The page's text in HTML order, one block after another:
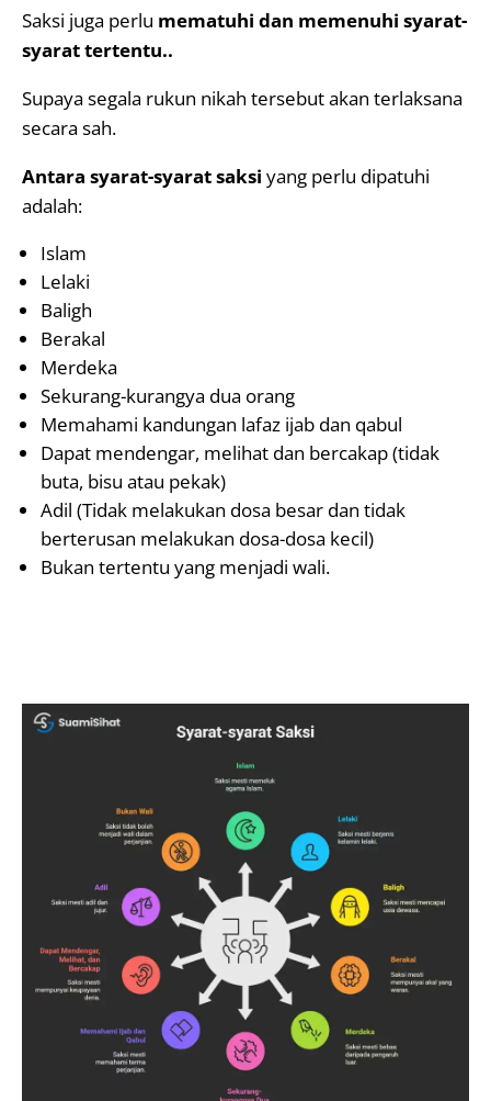
Saksi juga perlu mematuhi dan memenuhi syarat-
syarat tertentu..
Supaya segala rukun nikah tersebut akan terlaksana
secara sah.
Antara syarat-syarat saksi yang perlu dipatuhi
adalah:
Islam
Lelaki
Baligh
Berakal
Merdeka
Sekurang-kurangya dua orang
Memahami kandungan lafaz ijab dan qabul
Dapat mendengar, melihat dan bercakap (tidak
buta, bisu atau pekak)
Adil (Tidak melakukan dosa besar dan tidak
berterusan melakukan dosa-dosa kecil)
Bukan tertentu yang menjadi wali.